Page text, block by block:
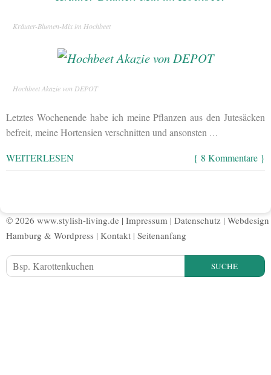
Kräuter-Blumen-Mix im Hochbeet
Hochbeet Akazie von DEPOT
Letztes Wochenende habe ich meine Pflanzen aus den Jutesäcken
befreit, meine Hortensien verschnitten und ansonsten …
WEITERLESEN { 8 Kommentare }
© 2026 www.stylish-living.de | Impressum | Datenschutz | Webdesign
Hamburg & Wordpress | Kontakt | Seitenanfang
SUCHE